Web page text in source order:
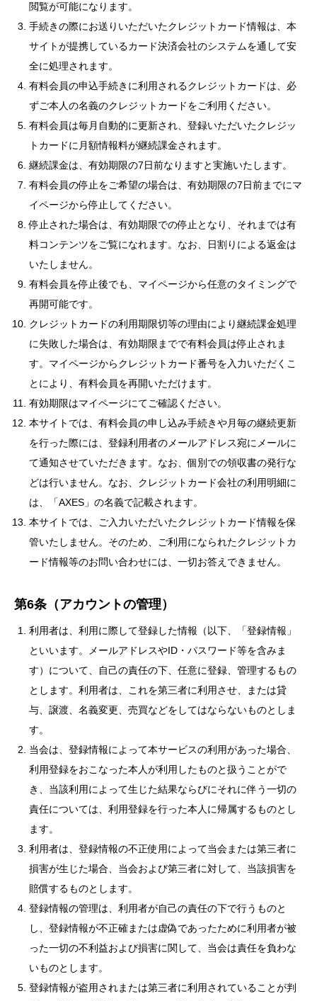
閲覧が可能になります。
手続きの際にお送りいただいたクレジットカード情報は、本
サイトが提携しているカード決済会社のシステムを通して安
全に処理されます。
有料会員の申込手続きに利用されるクレジットカードは、必
ずご本人の名義のクレジットカードをご利用ください。
有料会員は毎月自動的に更新され、登録いただいたクレジッ
トカードに月額情報料が継続課金されます。
継続課金は、有効期限の7日前なりますと実施いたします。
有料会員の停止をご希望の場合は、有効期限の7日前までにマ
イページから停止してください。
停止された場合は、有効期限での停止となり、それまでは有
料コンテンツをご覧になれます。なお、日割りによる返金は
いたしません。
有料会員を停止後でも、マイページから任意のタイミングで
再開可能です。
クレジットカードの利用期限切等の理由により継続課金処理
に失敗した場合は、有効期限までで有料会員は停止されま
す。マイページからクレジットカード番号を入力いただくこ
とにより、有料会員を再開いただけます。
有効期限はマイページにてご確認ください。
本サイトでは、有料会員の申し込み手続きや月毎の継続更新
を行った際には、登録利用者のメールアドレス宛にメールに
て通知させていただきます。なお、個別での領収書の発行な
どは行いません。なお、クレジットカード会社の利用明細に
は、「AXES」の名義で記載されます。
本サイトでは、ご入力いただいたクレジットカード情報を保
管いたしません。そのため、ご利用になられたクレジットカ
ード情報等のお問い合わせには、一切お答えできません。
第6条（アカウントの管理）
利用者は、利用に際して登録した情報（以下、「登録情報」
といいます。メールアドレスやID・パスワード等を含みま
す）について、自己の責任の下、任意に登録、管理するもの
とします。利用者は、これを第三者に利用させ、または貸
与、譲渡、名義変更、売買などをしてはならないものとしま
す。
当会は、登録情報によって本サービスの利用があった場合、
利用登録をおこなった本人が利用したものと扱うことがで
き、当該利用によって生じた結果ならびにそれに伴う一切の
責任については、利用登録を行った本人に帰属するものとし
ます。
利用者は、登録情報の不正使用によって当会または第三者に
損害が生じた場合、当会および第三者に対して、当該損害を
賠償するものとします。
登録情報の管理は、利用者が自己の責任の下で行うものと
し、登録情報が不正確または虚偽であったために利用者が被
った一切の不利益および損害に関して、当会は責任を負わな
いものとします。
登録情報が盗用されまたは第三者に利用されていることが判